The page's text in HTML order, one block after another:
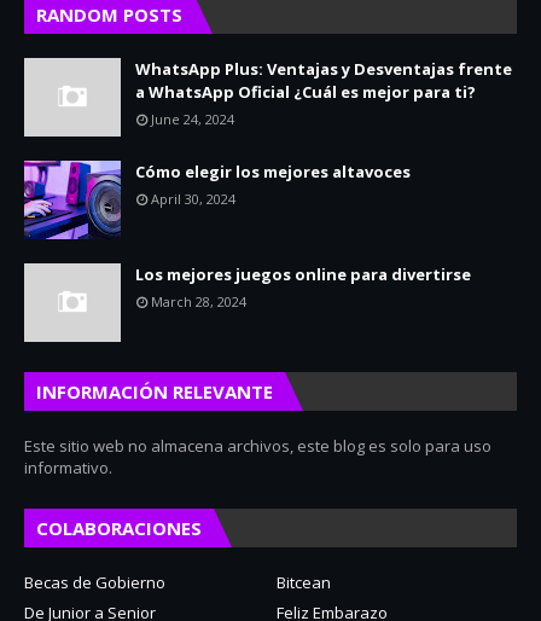
RANDOM POSTS
WhatsApp Plus: Ventajas y Desventajas frente
a WhatsApp Oficial ¿Cuál es mejor para ti?
June 24, 2024
Cómo elegir los mejores altavoces
April 30, 2024
Los mejores juegos online para divertirse
March 28, 2024
INFORMACIÓN RELEVANTE
Este sitio web no almacena archivos, este blog es solo para uso
informativo.
COLABORACIONES
Becas de Gobierno
Bitcean
De Junior a Senior
Feliz Embarazo